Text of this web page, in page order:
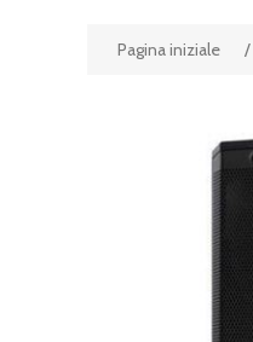
Pagina iniziale /